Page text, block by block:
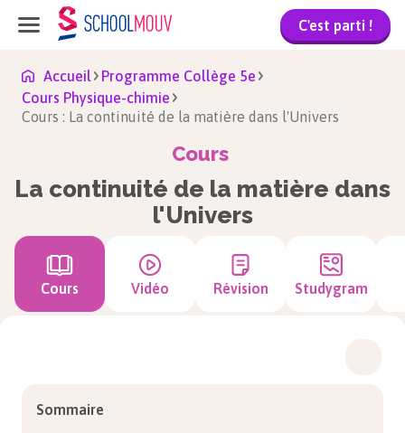
C'est parti !
Accueil
Programme Collège 5e
Cours Physique-chimie
Cours : La continuité de la matière dans l'Univers
Cours
La continuité de la matière dans
l'Univers
Cours Vidéo Révision Studygram
Sommaire